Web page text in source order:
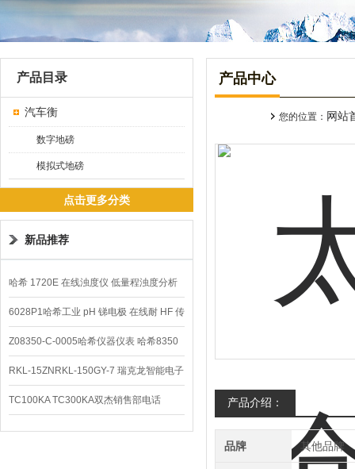
产品目录
汽车衡
数字地磅
模拟式地磅
点击更多分类
新品推荐
哈希 1720E 在线浊度仪 低量程浊度分析
仪
6028P1哈希工业 pH 锑电极 在线耐 HF 传
感器
Z08350-C-0005哈希仪器仪表 哈希8350
sc在线PH电极
RKL-15ZNRKL-150GY-7 瑞克龙智能电子
秤
TC100KA TC300KA双杰销售部电话
TC150KA天平瑞克龙
产品中心
您的位置： 网站
产品介绍：
品牌 其他品牌